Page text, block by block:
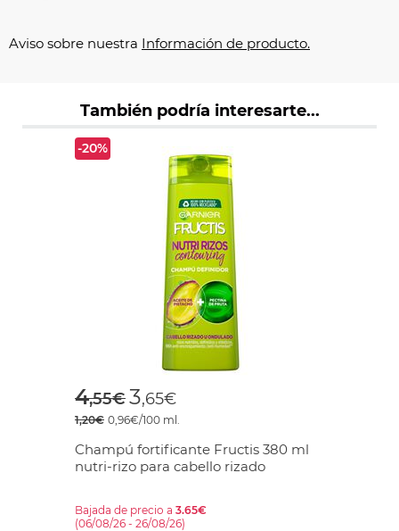
Aviso sobre nuestra Información de producto.
También podría interesarte...
-20%
Price reduced from
4,55€to
3,65€
1,20€ 0,96€/100 ml.
Champú fortificante Fructis 380 ml
nutri-rizo para cabello rizado
Bajada de precio a 3.65€
(06/08/26 - 26/08/26)